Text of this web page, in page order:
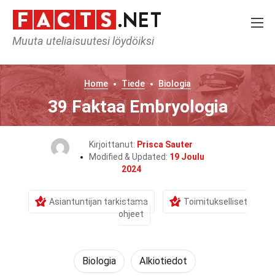
Muuta uteliaisuutesi löydöiksi
Home Tiede Biologia
39 Faktaa Embryologia
Kirjoittanut: Prisca Sauter
Modified & Updated: 19 Joulu
2024
Asiantuntijan tarkistama
Toimitukselliset
ohjeet
Biologia Alkiotiedot